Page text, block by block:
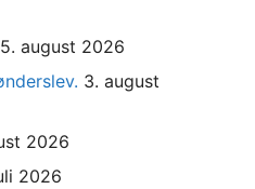
5. august 2026
3. august
2026
2026